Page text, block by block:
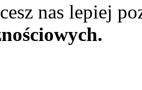
nas lepiej